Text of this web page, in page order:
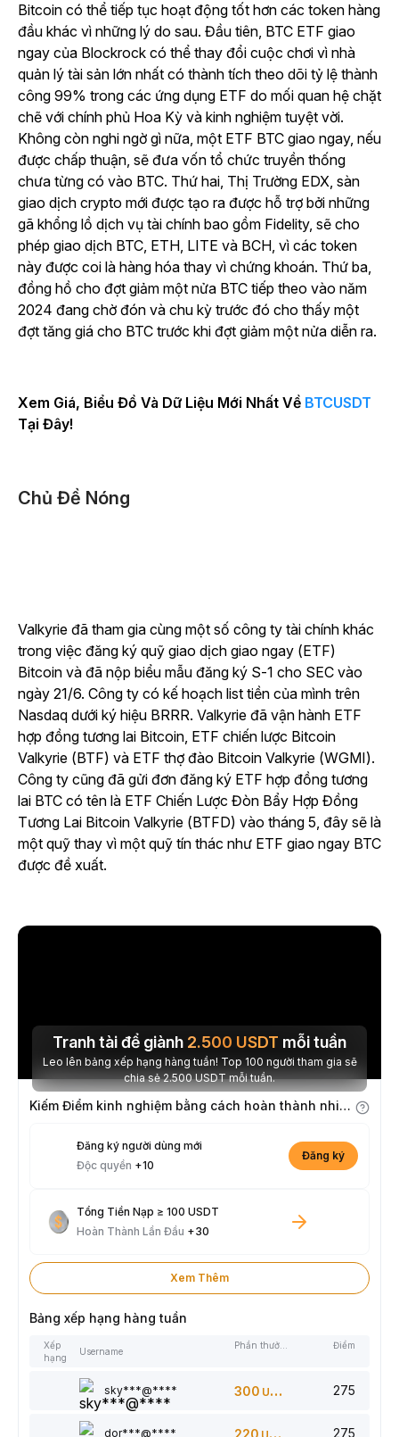
Bitcoin có thể tiếp tục hoạt động tốt hơn các token hàng
đầu khác vì những lý do sau. Đầu tiên, BTC ETF giao
ngay của Blockrock có thể thay đổi cuộc chơi vì nhà
quản lý tài sản lớn nhất có thành tích theo dõi tỷ lệ thành
công 99% trong các ứng dụng ETF do mối quan hệ chặt
chẽ với chính phủ Hoa Kỳ và kinh nghiệm tuyệt vời.
Không còn nghi ngờ gì nữa, một ETF BTC giao ngay, nếu
được chấp thuận, sẽ đưa vốn tổ chức truyền thống
chưa từng có vào BTC. Thứ hai, Thị Trường EDX, sàn
giao dịch crypto mới được tạo ra được hỗ trợ bởi những
gã khổng lồ dịch vụ tài chính bao gồm Fidelity, sẽ cho
phép giao dịch BTC, ETH, LITE và BCH, vì các token
này được coi là hàng hóa thay vì chứng khoán. Thứ ba,
đồng hồ cho đợt giảm một nửa BTC tiếp theo vào năm
2024 đang chờ đón và chu kỳ trước đó cho thấy một
đợt tăng giá cho BTC trước khi đợt giảm một nửa diễn ra.
Xem Giá, Biểu Đồ Và Dữ Liệu Mới Nhất Về BTCUSDT
Tại Đây!
Chủ Đề Nóng
Valkyrie đã tham gia cùng một số công ty tài chính khác
trong việc đăng ký quỹ giao dịch giao ngay (ETF)
Bitcoin và đã nộp biểu mẫu đăng ký S-1 cho SEC vào
ngày 21/6. Công ty có kế hoạch list tiền của mình trên
Nasdaq dưới ký hiệu BRRR. Valkyrie đã vận hành ETF
hợp đồng tương lai Bitcoin, ETF chiến lược Bitcoin
Valkyrie (BTF) và ETF thợ đào Bitcoin Valkyrie (WGMI).
Công ty cũng đã gửi đơn đăng ký ETF hợp đồng tương
lai BTC có tên là ETF Chiến Lược Đòn Bẩy Hợp Đồng
Tương Lai Bitcoin Valkyrie (BTFD) vào tháng 5, đây sẽ là
một quỹ thay vì một quỹ tín thác như ETF giao ngay BTC
được đề xuất.
Tranh tài để giành 2.500 USDT mỗi tuần
Leo lên bảng xếp hạng hàng tuần! Top 100 người tham gia sẽ
chia sẻ 2.500 USDT mỗi tuần.
Kiếm Điểm kinh nghiệm bằng cách hoàn thành nhiệm vụ
Đăng ký người dùng mới
Độc quyền +10
Đăng ký
Tổng Tiền Nạp ≥ 100 USDT
Hoàn Thành Lần Đầu +30
Xem Thêm
Bảng xếp hạng hàng tuần
Xếp
hạng
Username
Điểm
sky***@**** 300 USDT 275
dor***@**** 220 275